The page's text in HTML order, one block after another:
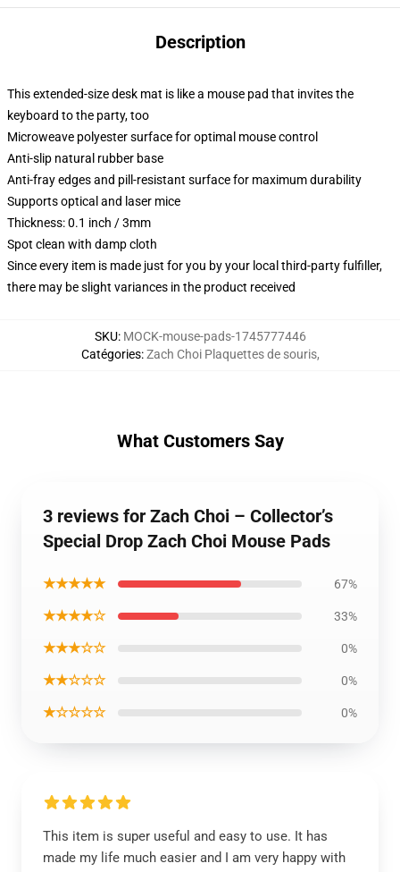
Description
This extended-size desk mat is like a mouse pad that invites the
keyboard to the party, too
Microweave polyester surface for optimal mouse control
Anti-slip natural rubber base
Anti-fray edges and pill-resistant surface for maximum durability
Supports optical and laser mice
Thickness: 0.1 inch / 3mm
Spot clean with damp cloth
Since every item is made just for you by your local third-party fulfiller,
there may be slight variances in the product received
SKU: MOCK-mouse-pads-1745777446
Catégories:Zach Choi Plaquettes de souris,
What Customers Say
3 reviews for Zach Choi – Collector’s
Special Drop Zach Choi Mouse Pads
★★★★★ 67%
★★★★☆ 33%
★★★☆☆ 0%
★★☆☆☆ 0%
★☆☆☆☆ 0%
This item is super useful and easy to use. It has
made my life much easier and I am very happy with